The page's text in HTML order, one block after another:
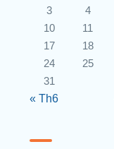
3
4
10
11
17
18
24
25
31
« Th6